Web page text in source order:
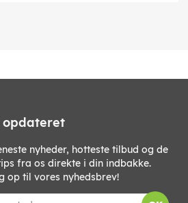
opdateret
nyheder, hotteste tilbud og de
fra os direkte i din indbakke.
op til vores nyhedsbrev!